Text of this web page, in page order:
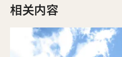
相关内容